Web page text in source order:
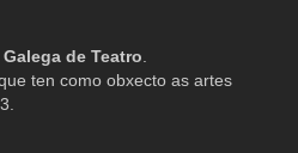
de Teatro
ten como obxecto as artes